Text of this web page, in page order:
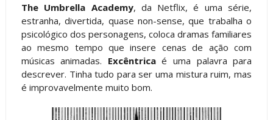
The Umbrella Academy, da Netflix, é uma série,
estranha, divertida, quase non-sense, que trabalha o
psicológico dos personagens, coloca dramas familiares
ao mesmo tempo que insere cenas de ação com
músicas animadas. Excêntricaé uma palavra para
descrever. Tinha tudo para ser uma mistura ruim, mas
é improvavelmente muito bom.